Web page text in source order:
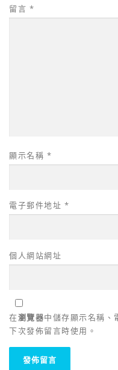
留言 *
顯示名稱 *
電子郵件地址 *
個人網站網址
在瀏覽器中儲存顯示名稱、
下次發佈留言時使用。